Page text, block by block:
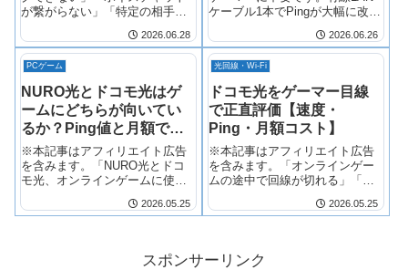
が繋がらない」「特定の相手と
2026.06.28
ケーブル1本でPingが大幅に改善
必要な人・不要な人を徹底比較
します。
2026.06.26
PCゲーム
NURO光とドコモ光はゲ
ームにどちらが向いてい
るか？Ping値と月額で比
較
※本記事はアフィリエイト広告
を含みます。「NURO光とドコ
モ光、オンラインゲームに使う
2026.05.25
光回線・Wi-Fi
ドコモ光をゲーマー目線
で正直評価【速度・
Ping・月額コスト】
※本記事はアフィリエイト広告
を含みます。「オンラインゲー
ムの途中で回線が切れる」「動
2026.05.25
スポンサーリンク